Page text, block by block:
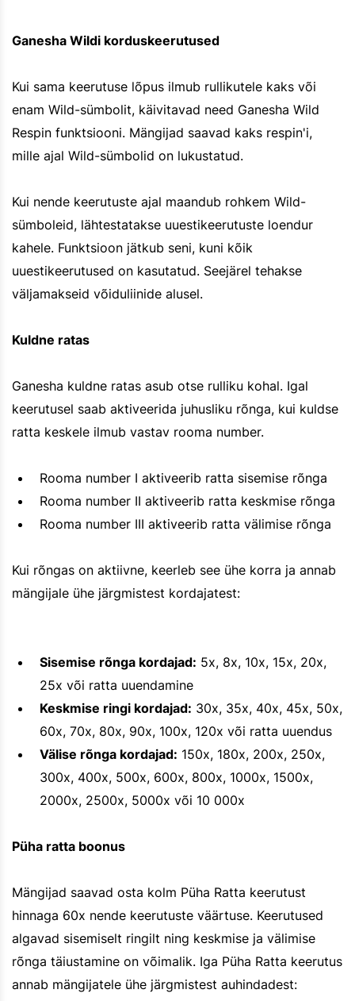
Ganesha Wildi korduskeerutused
Kui sama keerutuse lõpus ilmub rullikutele kaks või
enam Wild-sümbolit, käivitavad need Ganesha Wild
Respin funktsiooni. Mängijad saavad kaks respin'i,
mille ajal Wild-sümbolid on lukustatud.
Kui nende keerutuste ajal maandub rohkem Wild-
sümboleid, lähtestatakse uuestikeerutuste loendur
kahele. Funktsioon jätkub seni, kuni kõik
uuestikeerutused on kasutatud. Seejärel tehakse
väljamakseid võiduliinide alusel.
Kuldne ratas
Ganesha kuldne ratas asub otse rulliku kohal. Igal
keerutusel saab aktiveerida juhusliku rõnga, kui kuldse
ratta keskele ilmub vastav rooma number.
Rooma number I aktiveerib ratta sisemise rõnga
Rooma number II aktiveerib ratta keskmise rõnga
Rooma number III aktiveerib ratta välimise rõnga
Kui rõngas on aktiivne, keerleb see ühe korra ja annab
mängijale ühe järgmistest kordajatest:
Sisemise rõnga kordajad: 5x, 8x, 10x, 15x, 20x,
25x või ratta uuendamine
Keskmise ringi kordajad: 30x, 35x, 40x, 45x, 50x,
60x, 70x, 80x, 90x, 100x, 120x või ratta uuendus
Välise rõnga kordajad: 150x, 180x, 200x, 250x,
300x, 400x, 500x, 600x, 800x, 1000x, 1500x,
2000x, 2500x, 5000x või 10 000x
Püha ratta boonus
Mängijad saavad osta kolm Püha Ratta keerutust
hinnaga 60x nende keerutuste väärtuse. Keerutused
algavad sisemiselt ringilt ning keskmise ja välimise
rõnga täiustamine on võimalik. Iga Püha Ratta keerutus
annab mängijatele ühe järgmistest auhindadest: